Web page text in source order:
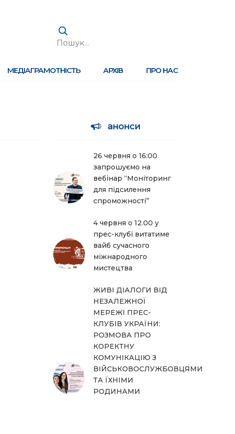
МЕДІАГРАМОТНІСТЬ АРХІВ ПРО НАС
анонси
26 червня о 16:00
запрошуємо на
вебінар “Моніторинг
для підсилення
спроможності”
4 червня о 12.00 у
прес-клубі витатиме
вайб сучасного
міжнародного
мистецтва
ЖИВІ ДІАЛОГИ ВІД
НЕЗАЛЕЖНОЇ
МЕРЕЖІ ПРЕС-
КЛУБІВ УКРАЇНИ:
РОЗМОВА ПРО
КОРЕКТНУ
КОМУНІКАЦІЮ З
ВІЙСЬКОВОСЛУЖБОВЦЯМИ
ТА ЇХНІМИ
РОДИНАМИ